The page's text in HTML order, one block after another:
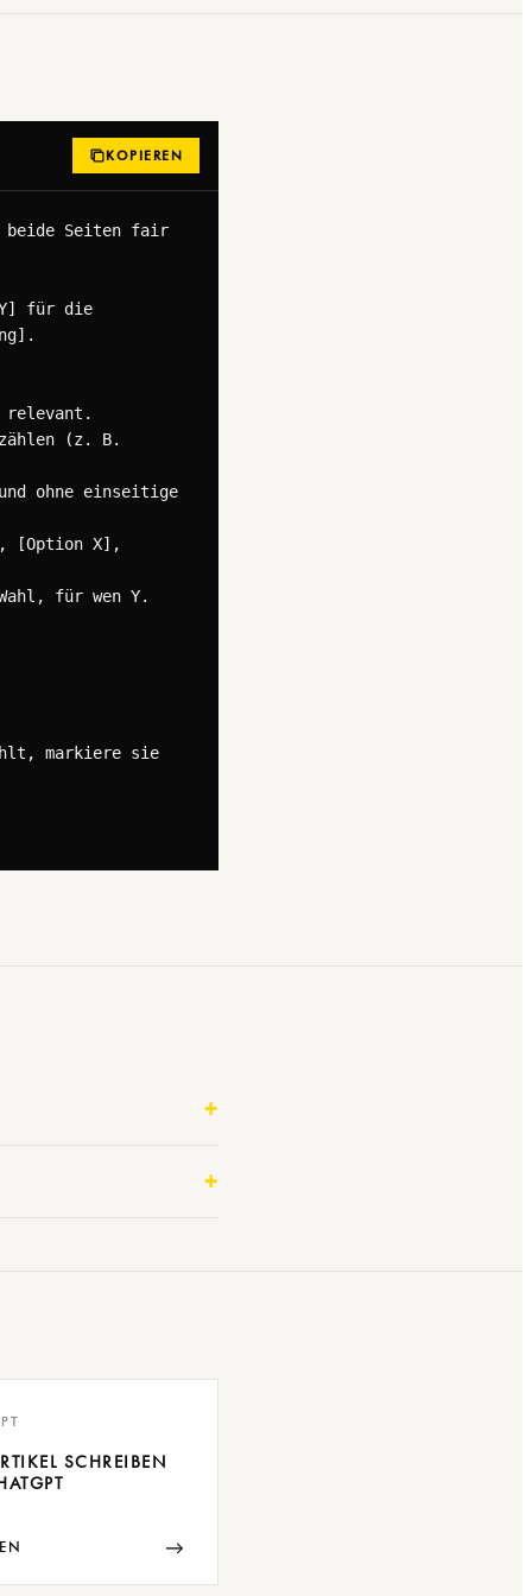
KOPIEREN
beide Seiten fair
Y] für die
relevant.
(z. B.
ohne einseitige
[Option X],
für wen Y.
markiere sie
SCHREIBEN
→